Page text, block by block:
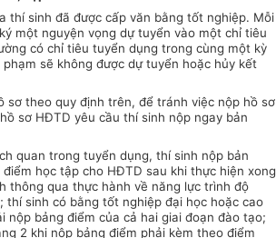
thí sinh đã được cấp văn bằng tốt nghiệp. Mỗi
một nguyện vọng dự tuyển vào một chỉ tiêu
có chỉ tiêu tuyển dụng trong cùng một kỳ
phạm sẽ không được dự tuyển hoặc hủy kết
sơ theo quy định trên, để tránh việc nộp hồ sơ
sơ HĐTD yêu cầu thí sinh nộp ngay bản
quan trong tuyển dụng, thí sinh nộp bản
học tập cho HĐTD sau khi thực hiện xong
thông qua thực hành về năng lực trình độ
thí sinh có bằng tốt nghiệp đại học hoặc cao
nộp bảng điểm của cả hai giai đoạn đào tạo;
2 khi nộp bảng điểm phải kèm theo điểm